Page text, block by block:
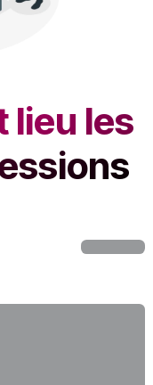
lieu les